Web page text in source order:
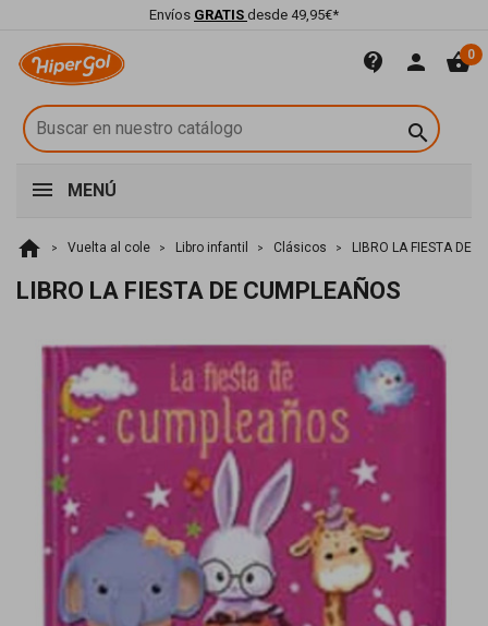
Envíos GRATIS desde 49,95€*
contact_support person shopping_basket0

MENÚ
home Vuelta al cole Libro infantil Clásicos LIBRO LA FIESTA DE
LIBRO LA FIESTA DE CUMPLEAÑOS